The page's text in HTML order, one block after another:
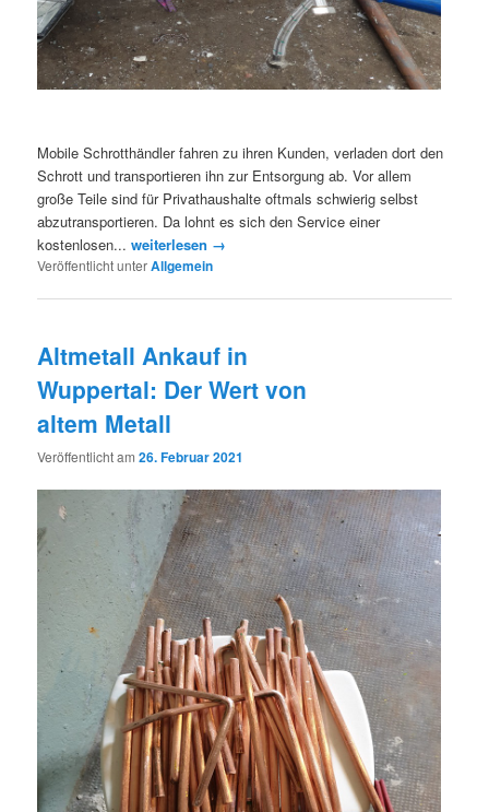
Mobile Schrotthändler fahren zu ihren Kunden, verladen dort den
Schrott und transportieren ihn zur Entsorgung ab. Vor allem
große Teile sind für Privathaushalte oftmals schwierig selbst
abzutransportieren. Da lohnt es sich den Service einer
kostenlosen...weiterlesen →
Veröffentlicht unterAllgemein
Altmetall Ankauf in
Wuppertal: Der Wert von
altem Metall
Veröffentlicht am26. Februar 2021